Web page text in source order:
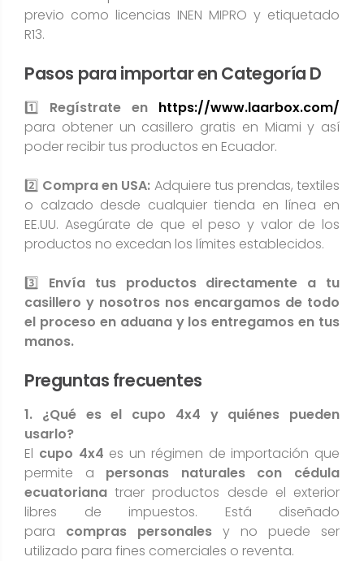
previo como licencias INEN MIPRO y etiquetado
R13.
Pasos para importar en Categoría D
1️⃣ Regístrate en https://www.laarbox.com/
para obtener un casillero gratis en Miami y así
poder recibir tus productos en Ecuador.
2️⃣ Compra en USA: Adquiere tus prendas, textiles
o calzado desde cualquier tienda en línea en
EE.UU. Asegúrate de que el peso y valor de los
productos no excedan los límites establecidos.
3️⃣ Envía tus productos directamente a tu
casillero y nosotros nos encargamos de todo
el proceso en aduana y los entregamos en tus
manos.
Preguntas frecuentes
1. ¿Qué es el cupo 4x4 y quiénes pueden
usarlo?
El cupo 4x4 es un régimen de importación que
permite a personas naturales con cédula
ecuatoriana traer productos desde el exterior
libres de impuestos. Está diseñado
para compras personales y no puede ser
utilizado para fines comerciales o reventa.